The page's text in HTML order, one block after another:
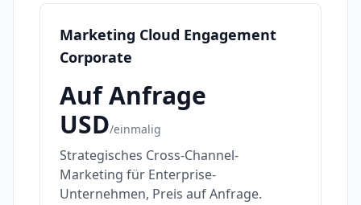
Marketing Cloud Engagement
Corporate
Auf Anfrage
USD/einmalig
Strategisches Cross-Channel-
Marketing für Enterprise-
Unternehmen, Preis auf Anfrage.